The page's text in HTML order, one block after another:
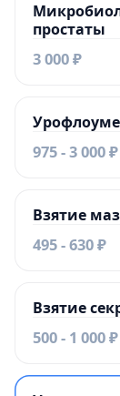
простаты
3 000 ₽
975 - 3 000 ₽
Взятие
495 - 630 ₽
Взятие
500 - 1 000 ₽